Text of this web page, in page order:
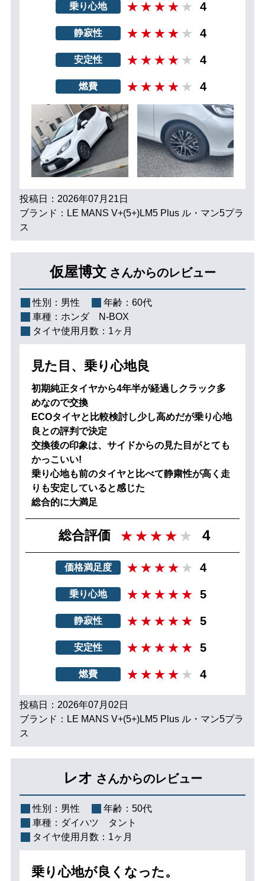
乗り心地 4
静寂性 4
安定性 4
燃費 4
投稿日：2026年07月21日
ブランド：LE MANS V+(5+)LM5 Plus ル・マン5プラ
ス
仮屋博文 さんからのレビュー
性別： 男性 年齢： 60代
車種： ホンダ N-BOX
タイヤ使用月数： 1ヶ月
見た目、乗り心地良
初期純正タイヤから4年半が経過しクラック多
めなので交換
ECOタイヤと比較検討し少し高めだが乗り心地
良との評判で決定
交換後の印象は、サイドからの見た目がとても
かっこいい!
乗り心地も前のタイヤと比べて静粛性が高く走
りも安定していると感じた
総合的に大満足
総合評価 4
価格満足度 4
乗り心地 5
静寂性 5
安定性 5
燃費 4
投稿日：2026年07月02日
ブランド：LE MANS V+(5+)LM5 Plus ル・マン5プラ
ス
レオ さんからのレビュー
性別： 男性 年齢： 50代
車種： ダイハツ タント
タイヤ使用月数： 1ヶ月
乗り心地が良くなった。